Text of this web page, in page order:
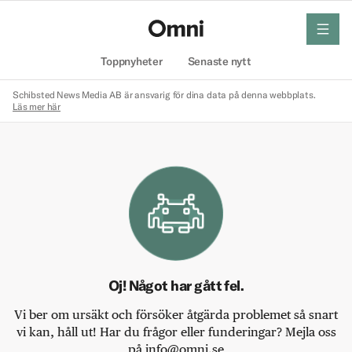
Toppnyheter Senaste nytt
meny
Schibsted News Media AB är ansvarig för dina data på denna webbplats.
Läs mer här
Oj! Något har gått fel.
Vi ber om ursäkt och försöker åtgärda problemet så snart
vi kan, håll ut! Har du frågor eller funderingar? Mejla oss